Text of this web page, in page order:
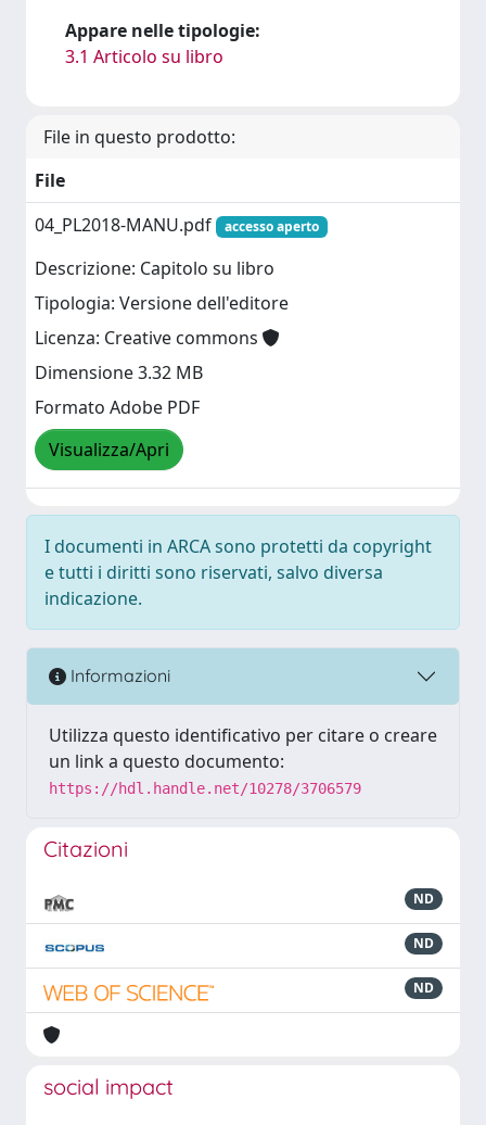
Appare nelle tipologie:
3.1 Articolo su libro
File in questo prodotto:
File
04_PL2018-MANU.pdf
accesso aperto
Descrizione: Capitolo su libro
Tipologia: Versione dell'editore
Licenza: Creative commons
Dimensione 3.32 MB
Formato Adobe PDF
Visualizza/Apri
I documenti in ARCA sono protetti da copyright
e tutti i diritti sono riservati, salvo diversa
indicazione.
Informazioni
Utilizza questo identificativo per citare o creare
un link a questo documento:
https://hdl.handle.net/10278/3706579
Citazioni
ND
ND
ND
social impact